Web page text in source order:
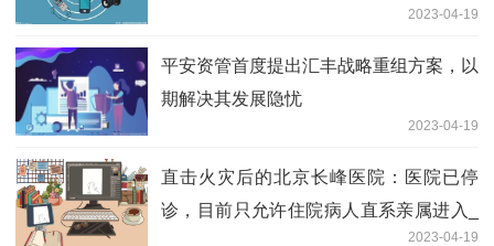
2023-04-19
平安资管首度提出汇丰战略重组方案，以
期解决其发展隐忧
2023-04-19
直击火灾后的北京长峰医院：医院已停
诊，目前只允许住院病人直系亲属进入_
2023-04-19